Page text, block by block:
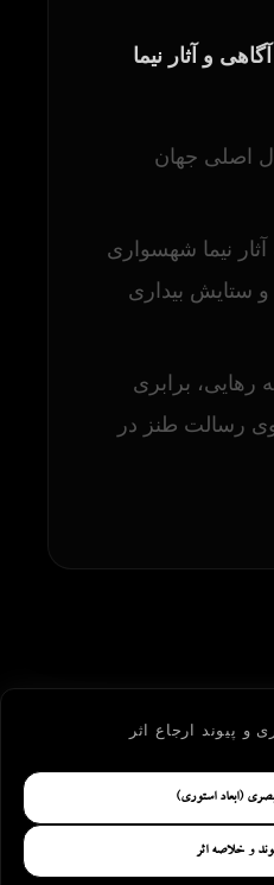
و آثار نیما
اصلی جهان
آثار نیما شهسواری
و ستایش بیداری
رهایی، برابری
رسالت طنز در
و پیوند ارجاع اثر
(ابعاد استوری)
و خلاصه اثر